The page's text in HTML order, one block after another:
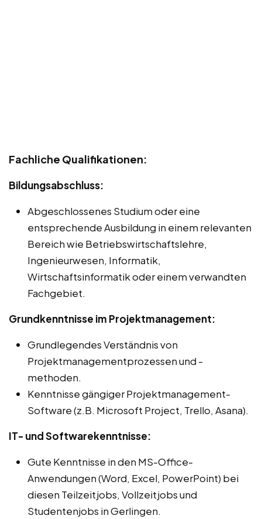
Fachliche Qualifikationen:
Bildungsabschluss:
Abgeschlossenes Studium oder eine
entsprechende Ausbildung in einem relevanten
Bereich wie Betriebswirtschaftslehre,
Ingenieurwesen, Informatik,
Wirtschaftsinformatik oder einem verwandten
Fachgebiet.
Grundkenntnisse im Projektmanagement:
Grundlegendes Verständnis von
Projektmanagementprozessen und -
methoden.
Kenntnisse gängiger Projektmanagement-
Software (z.B. Microsoft Project, Trello, Asana).
IT- und Softwarekenntnisse:
Gute Kenntnisse in den MS-Office-
Anwendungen (Word, Excel, PowerPoint) bei
diesen Teilzeitjobs, Vollzeitjobs und
Studentenjobs in Gerlingen.